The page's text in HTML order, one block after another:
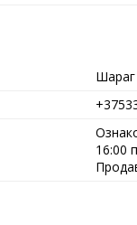
16:00